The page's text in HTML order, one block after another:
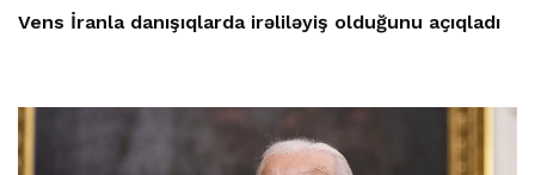
Vens İranla danışıqlarda irəliləyiş olduğunu açıqladı